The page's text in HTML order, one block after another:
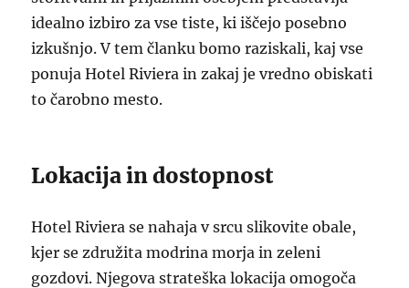
idealno izbiro za vse tiste, ki iščejo posebno
izkušnjo. V tem članku bomo raziskali, kaj vse
ponuja Hotel Riviera in zakaj je vredno obiskati
to čarobno mesto.
Lokacija in dostopnost
Hotel Riviera se nahaja v srcu slikovite obale,
kjer se združita modrina morja in zeleni
gozdovi. Njegova strateška lokacija omogoča